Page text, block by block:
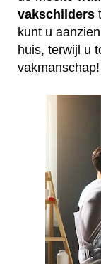
vakschilders
kunt u
huis, terwijl u
vakmanschap!